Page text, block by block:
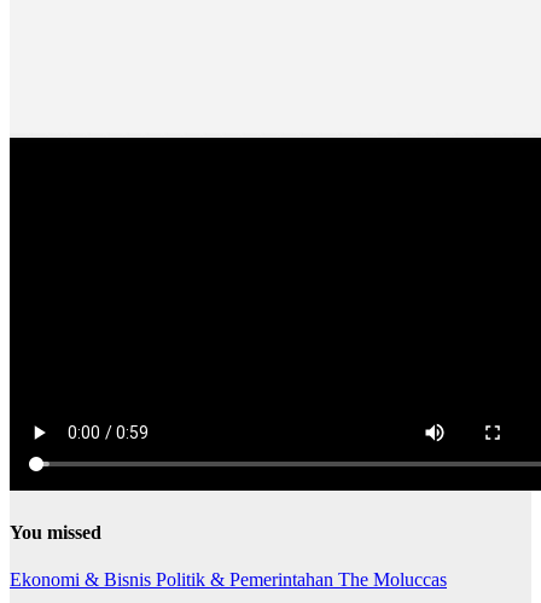
You missed
Ekonomi & Bisnis Politik & Pemerintahan The Moluccas